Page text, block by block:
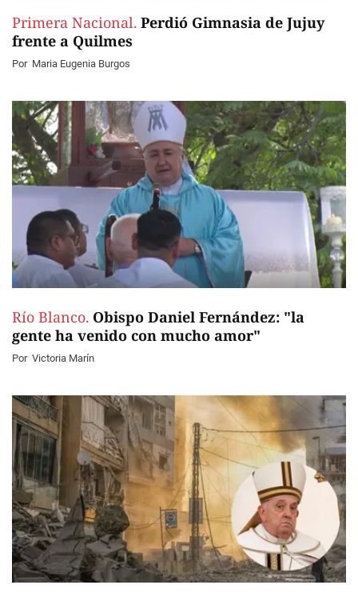
Primera Nacional. Perdió Gimnasia de Jujuy
frente a Quilmes
Por Maria Eugenia Burgos
Río Blanco. Obispo Daniel Fernández: "la
gente ha venido con mucho amor"
Por Victoria Marín